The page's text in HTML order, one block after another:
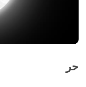
حر